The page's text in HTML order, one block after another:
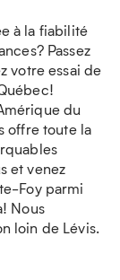
à la fiabilité
Passez
votre essai de
du
offre toute la
et venez
Foy parmi
Nous
loin de Lévis.